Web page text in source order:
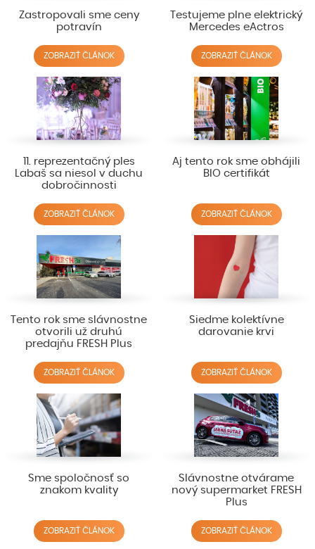
Zastropovali sme ceny
potravín
ZOBRAZIŤ ČLÁNOK
Testujeme plne elektrický
Mercedes eActros
ZOBRAZIŤ ČLÁNOK
11. reprezentačný ples
Labaš sa niesol v duchu
dobročinnosti
ZOBRAZIŤ ČLÁNOK
Aj tento rok sme obhájili
BIO certifikát
ZOBRAZIŤ ČLÁNOK
Tento rok sme slávnostne
otvorili už druhú
predajňu FRESH Plus
ZOBRAZIŤ ČLÁNOK
Siedme kolektívne
darovanie krvi
ZOBRAZIŤ ČLÁNOK
Sme spoločnosť so
znakom kvality
ZOBRAZIŤ ČLÁNOK
Slávnostne otvárame
nový supermarket FRESH
Plus
ZOBRAZIŤ ČLÁNOK